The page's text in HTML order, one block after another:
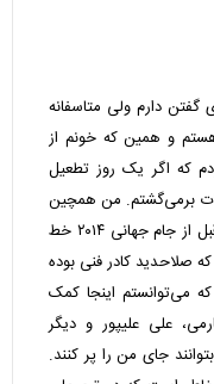
گفتن دارم ولی متاسفانه
و همین که خونم از
که اگر یک روز تطعیل
برمی‌گشتم. من همچین
آدمی بودم و به خاطر همین ناراحتم وگرنه قبل از جام جهانی ۲۰۱۴ خط
صلاحدید کادر فنی بوده
می‌توانستم اینجا کمک
علی علیپور و دیگر
جای من را پر کنند.